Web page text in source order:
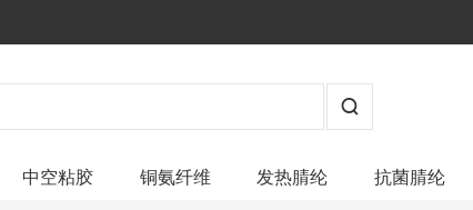
中空粘胶 铜氨纤维 发热腈纶 抗菌腈纶